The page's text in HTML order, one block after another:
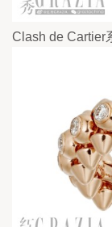
Clash de Cartier